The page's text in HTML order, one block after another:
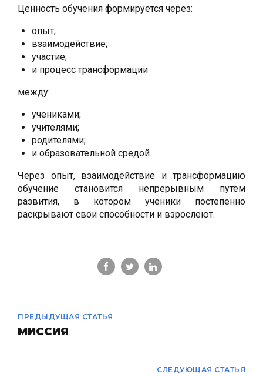
Ценность обучения формируется через:
опыт;
взаимодействие;
участие;
и процесс трансформации
между:
учениками;
учителями;
родителями;
и образовательной средой.
Через опыт, взаимодействие и трансформацию
обучение становится непрерывным путём
развития, в котором ученики постепенно
раскрывают свои способности и взрослеют.
ПРЕДЫДУЩАЯ СТАТЬЯ
МИССИЯ
СЛЕДУЮЩАЯ СТАТЬЯ